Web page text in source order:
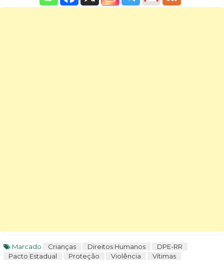
Marcado Crianças Direitos Humanos
DPE-RR
Pacto Estadual
Proteção Violência Vítimas